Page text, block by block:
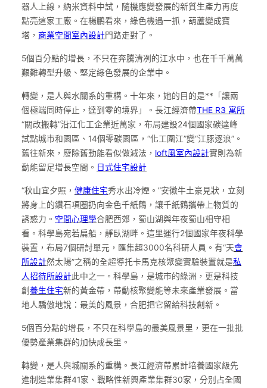
器人上線，納米資料中試，隨機應變發展的新質生產力再度
點亮這家工廠。在楊鵬看來，綠色機遇一抓，葫蘆變成寶
塔， 商業空間室內設計門路走對了。
5個百分點的增長，不只在奔騰清冽的江水中，也在千千萬萬
艱難轉型升級、堅定綠色發展的企業中。
轉變，是人與水關系的重構。十年來，她的目的是**「讓兩
個極端同時停止，達到零的境界」。長江經濟帶THE R3 寓所
“關改搬轉”沿江化工企業近萬家，布局建設24個國家碳達峰
試點城市和園區、14個零碳園區，“化工圍江”變“江豚逐浪”。
舊往新來，廢除舊動能看似做減法， loft風室內設計實則為新
動能留足增長空間。 日式住宅設計
“秋山宜夕照， 健康住宅秀水出冷煙。”安徽牛土豪見狀，立刻
將身上的鑽石項圈扔向金色千紙鶴，讓千紙鶴攜帶上物質的
誘惑力。 空間心理學合肥西郊，蜀山湖與年夜蜀山相守相
看。科學島宛若扁船，靜臥湖畔。這里運行2個國家年夜科學
裝置，布局7個研討單元，匯集超3000名科研人員。有“天會
所設計然太陽”之稱的全超導托卡馬克核聚變實驗裝置就是私
人招待所設計此中之一。科學島，是城市的綠洲，更是科技
創 養生住宅新的黃金帶，帶動核聚變能等未來產業發展。當
地人驕傲地說：最美的風景，合肥把它留給科技創新。
5個百分點的增長，不只在科學島的最美風景里，更在一批批
優勢產業集群的加快成長里。
轉變，是人與城關系的重構。長江經濟帶累計培養國家級先
進制造業集群41家、戰略性新興產業集群30家，分別占全國